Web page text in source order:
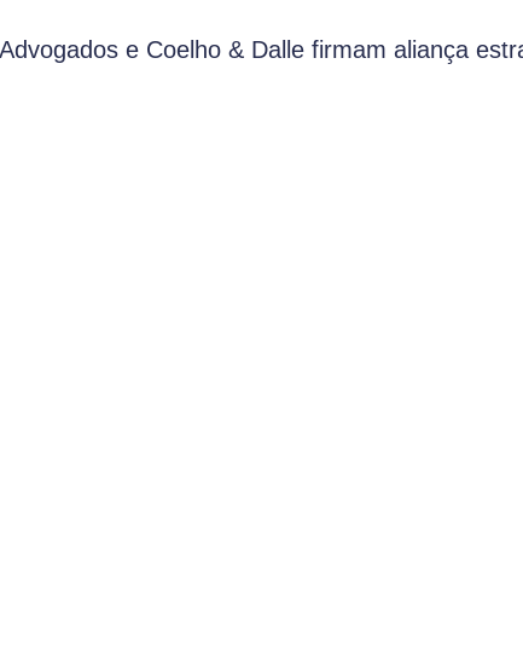
e Coelho & Dalle firmam aliança